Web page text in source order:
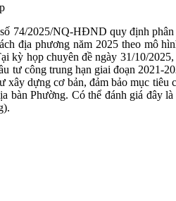
2025/NQ-HĐND quy định phân
địa phương năm 2025 theo mô
kỳ họp chuyên đề ngày 31/10/
công trung hạn giai đoạn 2021-
dựng cơ bản, đảm bảo mục
bàn Phường. Có thể đánh giá